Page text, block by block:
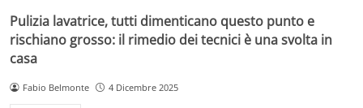
Pulizia lavatrice, tutti dimenticano questo punto e
rischiano grosso: il rimedio dei tecnici è una svolta in
casa
Fabio Belmonte 4 Dicembre 2025